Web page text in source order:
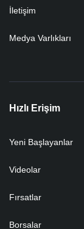
İletişim
Medya Varlıkları
Hızlı Erişim
Yeni Başlayanlar
Videolar
Fırsatlar
Borsalar